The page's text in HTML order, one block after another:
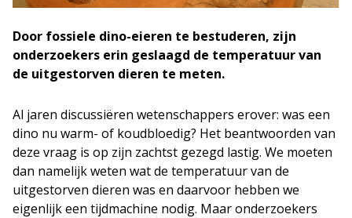
Door fossiele dino-eieren te bestuderen, zijn
onderzoekers erin geslaagd de temperatuur van
de uitgestorven dieren te meten.
Al jaren discussiëren wetenschappers erover: was een
dino nu warm- of koudbloedig? Het beantwoorden van
deze vraag is op zijn zachtst gezegd lastig. We moeten
dan namelijk weten wat de temperatuur van de
uitgestorven dieren was en daarvoor hebben we
eigenlijk een tijdmachine nodig. Maar onderzoekers